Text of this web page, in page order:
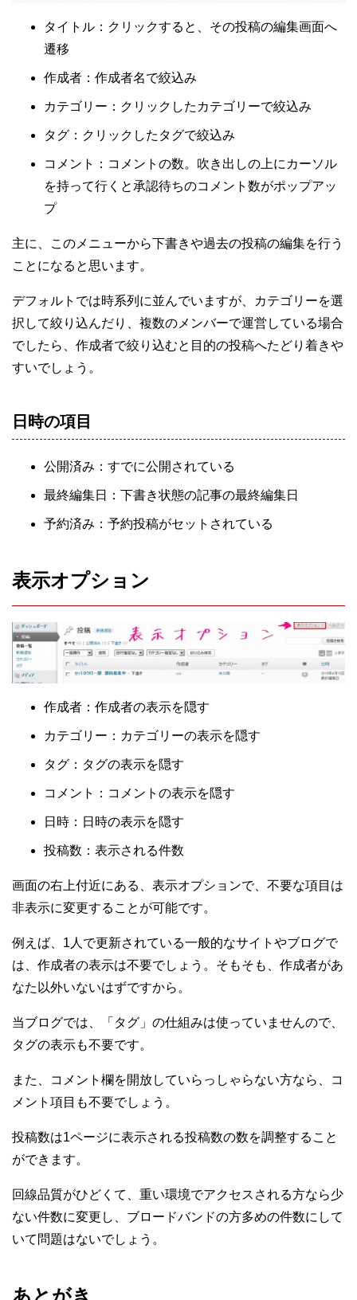
タイトル：クリックすると、その投稿の編集画面へ
遷移
作成者：作成者名で絞込み
カテゴリー：クリックしたカテゴリーで絞込み
タグ：クリックしたタグで絞込み
コメント：コメントの数。吹き出しの上にカーソル
を持って行くと承認待ちのコメント数がポップアッ
プ
主に、このメニューから下書きや過去の投稿の編集を行う
ことになると思います。
デフォルトでは時系列に並んでいますが、カテゴリーを選
択して絞り込んだり、複数のメンバーで運営している場合
でしたら、作成者で絞り込むと目的の投稿へたどり着きや
すいでしょう。
日時の項目
公開済み：すでに公開されている
最終編集日：下書き状態の記事の最終編集日
予約済み：予約投稿がセットされている
表示オプション
作成者：作成者の表示を隠す
カテゴリー：カテゴリーの表示を隠す
タグ：タグの表示を隠す
コメント：コメントの表示を隠す
日時：日時の表示を隠す
投稿数：表示される件数
画面の右上付近にある、表示オプションで、不要な項目は
非表示に変更することが可能です。
例えば、1人で更新されている一般的なサイトやブログで
は、作成者の表示は不要でしょう。そもそも、作成者があ
なた以外いないはずですから。
当ブログでは、「タグ」の仕組みは使っていませんので、
タグの表示も不要です。
また、コメント欄を開放していらっしゃらない方なら、コ
メント項目も不要でしょう。
投稿数は1ページに表示される投稿数の数を調整すること
ができます。
回線品質がひどくて、重い環境でアクセスされる方なら少
ない件数に変更し、ブロードバンドの方多めの件数にして
いて問題はないでしょう。